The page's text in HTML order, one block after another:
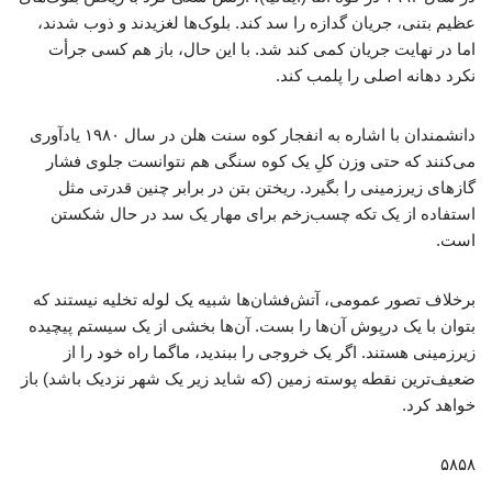
عظیم بتنی، جریان گدازه را سد کند. بلوک‌ها لغزیدند و ذوب شدند،
اما در نهایت جریان کمی کند شد. با این حال، باز هم کسی جرأت
نکرد دهانه اصلی را پلمب کند.
دانشمندان با اشاره به انفجار کوه سنت هلن در سال ۱۹۸۰ یادآوری
می‌کنند که حتی وزن کلِ یک کوه سنگی هم نتوانست جلوی فشار
گازهای زیرزمینی را بگیرد. ریختن بتن در برابر چنین قدرتی مثل
استفاده از یک تکه چسب‌زخم برای مهار یک سد در حال شکستن
است.
برخلاف تصور عمومی، آتش‌فشان‌ها شبیه یک لوله تخلیه نیستند که
بتوان با یک درپوش آن‌ها را بست. آن‌ها بخشی از یک سیستم پیچیده
زیرزمینی هستند. اگر یک خروجی را ببندید، ماگما راه خود را از
ضعیف‌ترین نقطه پوسته زمین (که شاید زیر یک شهر نزدیک باشد) باز
خواهد کرد.
۵۸۵۸